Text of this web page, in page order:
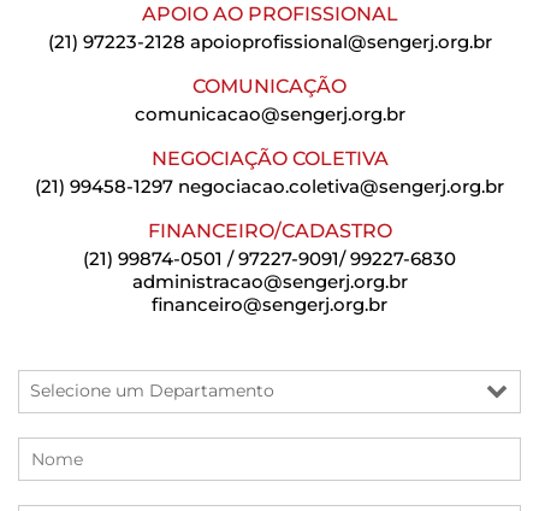
APOIO AO PROFISSIONAL
(21) 97223-2128 apoioprofissional@sengerj.org.br
COMUNICAÇÃO
comunicacao@sengerj.org.br
NEGOCIAÇÃO COLETIVA
(21) 99458-1297 negociacao.coletiva@sengerj.org.br
FINANCEIRO/CADASTRO
(21) 99874-0501 / 97227-9091/ 99227-6830
administracao@sengerj.org.br
financeiro@sengerj.org.br